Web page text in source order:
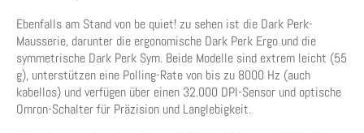
Ebenfalls am Stand von be quiet! zu sehen ist die Dark Perk-
Mausserie, darunter die ergonomische Dark Perk Ergo und die
symmetrische Dark Perk Sym. Beide Modelle sind extrem leicht (55
g), unterstützen eine Polling-Rate von bis zu 8000 Hz (auch
kabellos) und verfügen über einen 32.000 DPI-Sensor und optische
Omron-Schalter für Präzision und Langlebigkeit.